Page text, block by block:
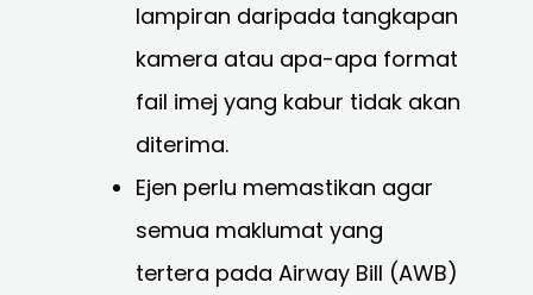
lampiran daripada tangkapan
kamera atau apa-apa format
fail imej yang kabur tidak akan
diterima.
Ejen perlu memastikan agar
semua maklumat yang
tertera pada Airway Bill (AWB)